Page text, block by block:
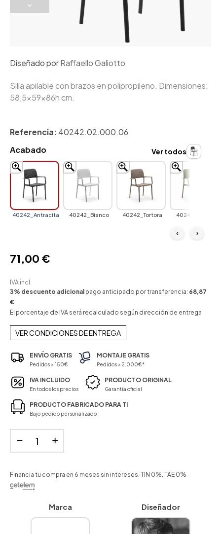
Diseñado porRaffaello Galiotto
Silla apilable con brazos en polipropileno. Dimensiones:
58,5x59x86h cm.
Referencia: 40242.02.000.06
Acabado
40242_Antracita 40242_Bianco 40242_Tortora 40242_Agave
‹ ›
Ver todos
71,00 €
IVA incl.
3% descuento adicional pago anticipado por transferencia: 68,87
€
El porcentaje de IVA será recalculado según dirección de entrega
VER CONDICIONES DE ENTREGA
ENVÍO GRATIS
Pedidos > 150€
MONTAJE GRATIS
Pedidos > 2.000€*
IVA INCLUIDO
En todos los precios
PRODUCTO ORIGINAL
Garantía oficial
PRODUCTO FABRICADO PARA TI
Bajo pedido personalizado
Financia tu compra en 6 meses sin intereses. TIN 0%. TAE 0%
Marca Diseñador